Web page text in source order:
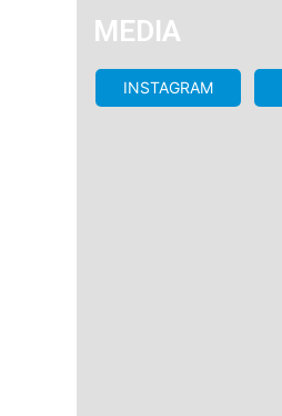
MEDIA
INSTAGRAM